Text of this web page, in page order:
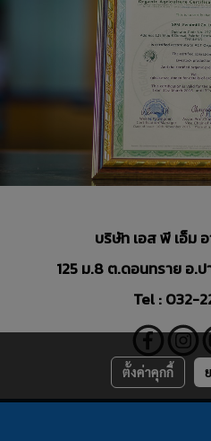
บริษัท เอส พี เอ็ม
125 ม.8 ต.ดอนทราย อ.
Tel : 032-
ตั้งค่าคุกกี้